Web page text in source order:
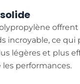
incroyable, ce qui
légères et plus
performances.